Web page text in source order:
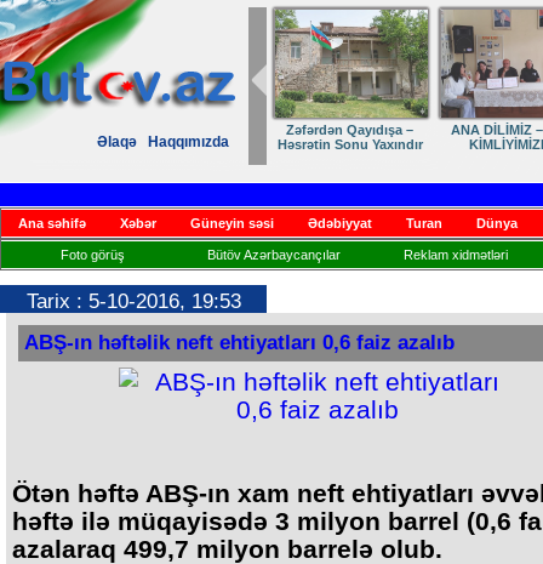
Əlaqə Haqqımızda
– MİLLİ
Dostumuza sürpriz
yubiley təbriki
Elmanın
Ana səhifə Xəbər Güneyin səsi Ədəbiyyat Turan Dünya
Foto görüş Bütöv Azərbaycançılar Reklam xidmətləri
Tarix : 5-10-2016, 19:53
ABŞ-ın həftəlik neft ehtiyatları 0,6 faiz azalıb
Ötən həftə ABŞ-ın xam neft ehtiyatları
həftə ilə müqayisədə 3 milyon barrel (0,6
azalaraq 499,7 milyon barrelə olub.